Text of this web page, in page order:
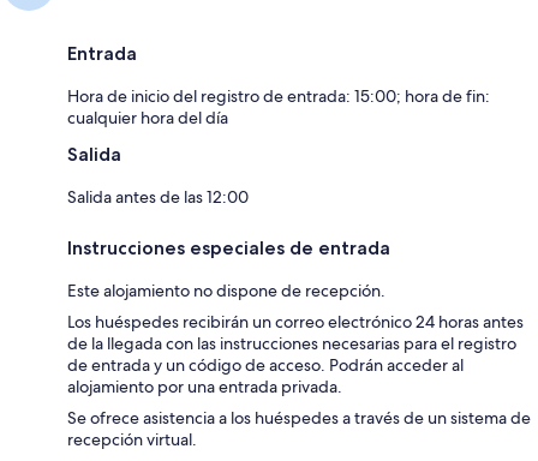
Entrada
Hora de inicio del registro de entrada: 15:00; hora de fin:
cualquier hora del día
Salida
Salida antes de las 12:00
Instrucciones especiales de entrada
Este alojamiento no dispone de recepción.
Los huéspedes recibirán un correo electrónico 24 horas antes
de la llegada con las instrucciones necesarias para el registro
de entrada y un código de acceso. Podrán acceder al
alojamiento por una entrada privada.
Se ofrece asistencia a los huéspedes a través de un sistema de
recepción virtual.